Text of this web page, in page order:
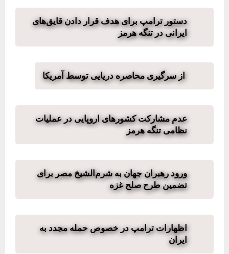
دستور ترامپ برای هدف قرار دادن قایق‌های
ایرانی در تنگه هرمز
از سرگیری محاصره دریایی توسط آمریکا
عدم مشارکت کشورهای اروپایی در عملیات
نظامی تنگه هرمز
ورود رهبران جهان به شرم‌الشیخ مصر برای
تضمین طرح صلح غزه
اظهارات ترامپ در خصوص حمله مجدد به
ایران